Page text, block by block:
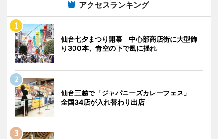
アクセスランキング
仙台七夕まつり開幕 中心部商店街に大型飾
り300本、青空の下で風に揺れ
仙台三越で「ジャパニーズカレーフェス」
全国34店が入れ替わり出店